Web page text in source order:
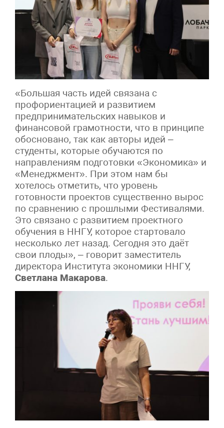
«Большая часть идей связана с
профориентацией и развитием
предпринимательских навыков и
финансовой грамотности, что в принципе
обосновано, так как авторы идей –
студенты, которые обучаются по
направлениям подготовки «Экономика» и
«Менеджмент». При этом нам бы
хотелось отметить, что уровень
готовности проектов существенно вырос
по сравнению с прошлыми Фестивалями.
Это связано с развитием проектного
обучения в ННГУ, которое стартовало
несколько лет назад. Сегодня это даёт
свои плоды», – говорит заместитель
директора Института экономики ННГУ,
Светлана Макарова.